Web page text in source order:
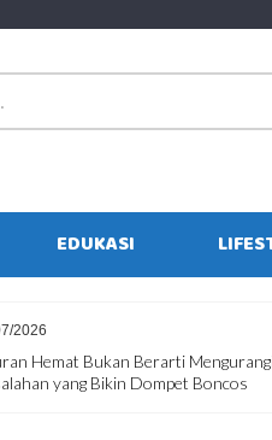
EDUKASI
2026
Masuk Sekolah Lagi, Ajak Anak
Park